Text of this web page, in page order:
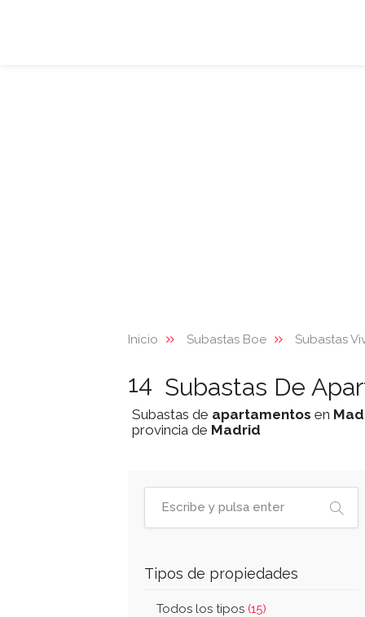
Inicio Subastas Boe Subastas
14 Subastas De
Subastas de apartamentos en
provincia de Madrid
Tipos de propiedades
Todos los tipos (15)